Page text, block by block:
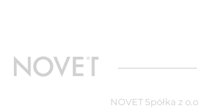
NOVET Spółka z o.o.